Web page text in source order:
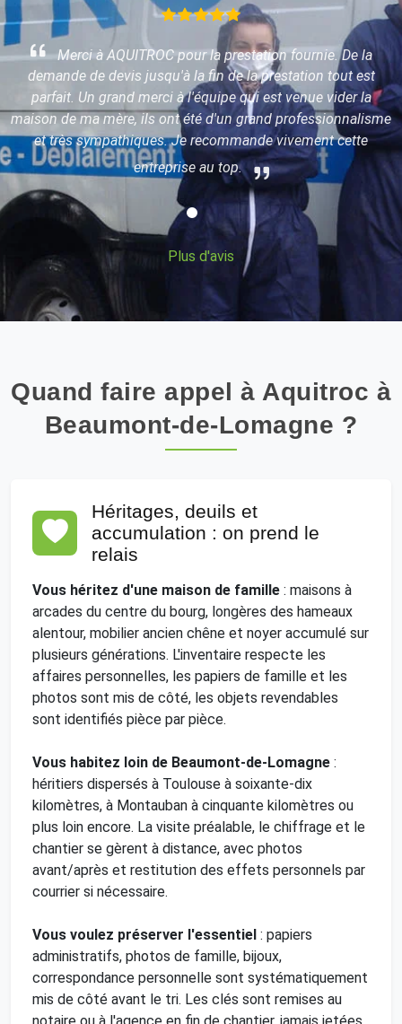
Merci à AQUITROC pour la prestation fournie. De la
demande de devis jusqu'à la fin de la prestation tout est
parfait. Un grand merci à l'équipe qui est venue vider la
maison de ma mère, ils ont été d'un grand professionnalisme
et très sympathiques. Je recommande vivement cette
entreprise au top.
Plus d'avis
Quand faire appel à Aquitroc à
Beaumont-de-Lomagne ?
Héritages, deuils et
accumulation : on prend le
relais
Vous héritez d'une maison de famille : maisons à
arcades du centre du bourg, longères des hameaux
alentour, mobilier ancien chêne et noyer accumulé sur
plusieurs générations. L'inventaire respecte les
affaires personnelles, les papiers de famille et les
photos sont mis de côté, les objets revendables
sont identifiés pièce par pièce.
Vous habitez loin de Beaumont-de-Lomagne :
héritiers dispersés à Toulouse à soixante-dix
kilomètres, à Montauban à cinquante kilomètres ou
plus loin encore. La visite préalable, le chiffrage et le
chantier se gèrent à distance, avec photos
avant/après et restitution des effets personnels par
courrier si nécessaire.
Vous voulez préserver l'essentiel : papiers
administratifs, photos de famille, bijoux,
correspondance personnelle sont systématiquement
mis de côté avant le tri. Les clés sont remises au